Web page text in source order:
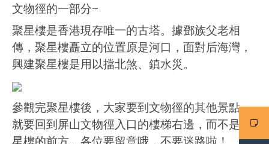
文物徑的一部分~
聚星樓是香港現存唯一的古塔。據鄧族父老相
傳，聚星樓矗立的位置原是河口，面對后海灣，
興建聚星樓是用以擋北煞、鎮水災。
參觀完聚星樓後，大家要到文物徑的其他景點，
就要回到屏山文物徑入口的樓梯右邊，而不是聚
星樓的前方。各位要留意哦，不要迷路啦！